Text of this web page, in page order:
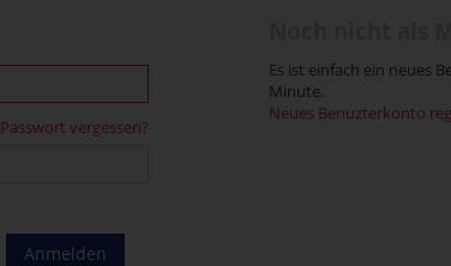
Passwort vergessen?
Anmelden
Es ist einfach ein neues
Minute.
Neues Benuzterkonto